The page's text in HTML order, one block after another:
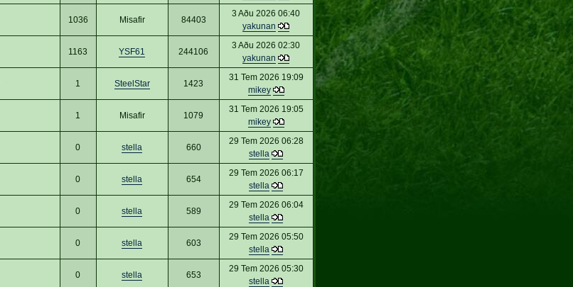
1036 Misafir 84403
3 Aðu 2026 06:40
yakunan
1163 YSF61 244106
3 Aðu 2026 02:30
yakunan
1 SteelStar 1423
31 Tem 2026 19:09
mikey
1 Misafir 1079
31 Tem 2026 19:05
mikey
0 stella 660
29 Tem 2026 06:28
stella
0 stella 654
29 Tem 2026 06:17
stella
0 stella 589
29 Tem 2026 06:04
stella
0 stella 603
29 Tem 2026 05:50
stella
0 stella 653
29 Tem 2026 05:30
stella